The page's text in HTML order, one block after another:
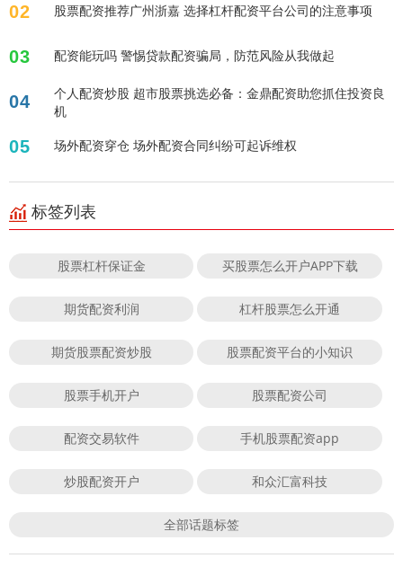
02 股票配资推荐广州浙嘉 选择杠杆配资平台公司的注意事项
03 配资能玩吗 警惕贷款配资骗局，防范风险从我做起
04
个人配资炒股 超市股票挑选必备：金鼎配资助您抓住投资良
机
05 场外配资穿仓 场外配资合同纠纷可起诉维权
标签列表
股票杠杆保证金 买股票怎么开户APP下载
期货配资利润 杠杆股票怎么开通
期货股票配资炒股 股票配资平台的小知识
股票手机开户 股票配资公司
配资交易软件 手机股票配资app
炒股配资开户 和众汇富科技
全部话题标签